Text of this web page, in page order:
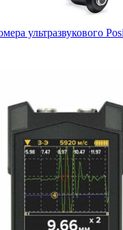
ультразвукового